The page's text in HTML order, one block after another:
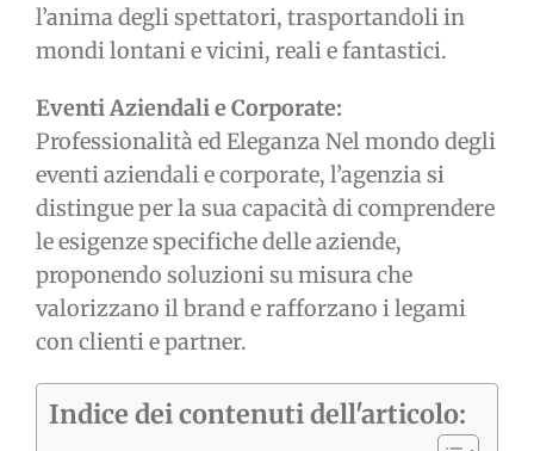
l’anima degli spettatori, trasportandoli in
mondi lontani e vicini, reali e fantastici.
Eventi Aziendali e Corporate:
Professionalità ed Eleganza Nel mondo degli
eventi aziendali e corporate, l’agenzia si
distingue per la sua capacità di comprendere
le esigenze specifiche delle aziende,
proponendo soluzioni su misura che
valorizzano il brand e rafforzano i legami
con clienti e partner.
Indice dei contenuti dell'articolo: